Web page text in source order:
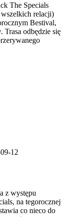
The Specials
wszelkich relacji)
Bestival,
Trasa odbędzie się
12
z występu
na tegorocznej
co nieco do